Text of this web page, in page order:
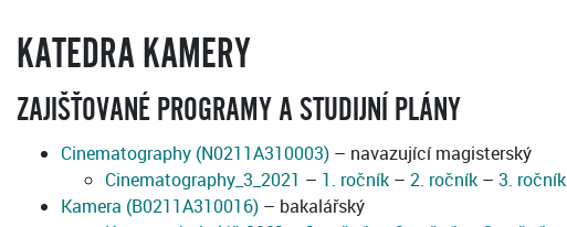
KATEDRA KAMERY
ZAJIŠŤOVANÉ PROGRAMY A STUDIJNÍ PLÁNY
Cinematography (N0211A310003) – navazující magisterský
Cinematography_3_2021 – 1. ročník – 2. ročník – 3. ročník
Kamera (B0211A310016) – bakalářský